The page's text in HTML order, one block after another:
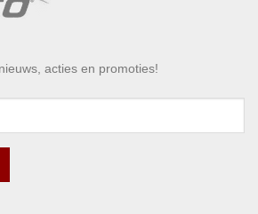
acties en promoties!